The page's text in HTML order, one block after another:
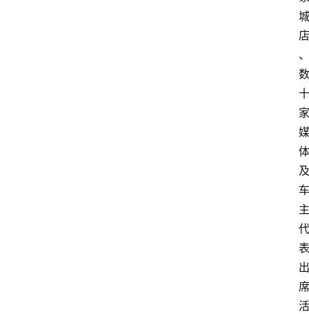
城
店
、
数
十
家
媒
体
及
车
主
代
表
出
席
活